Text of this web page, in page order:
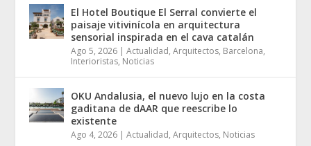
El Hotel Boutique El Serral convierte el
paisaje vitivinícola en arquitectura
sensorial inspirada en el cava catalán
Ago 5, 2026 |Actualidad,Arquitectos, Barcelona,
Interioristas, Noticias
OKU Andalusia, el nuevo lujo en la costa
gaditana de dAAR que reescribe lo
existente
Ago 4, 2026 |Actualidad,Arquitectos, Noticias